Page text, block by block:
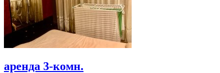
аренда 3-комн.